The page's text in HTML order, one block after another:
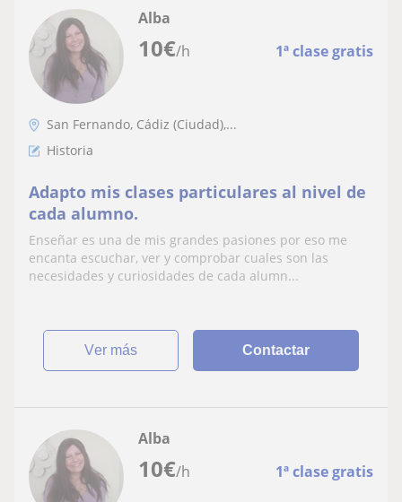
10€/h 1ª clase gratis
Alba
San Fernando, Cádiz (Ciudad),...
Historia
Adapto mis clases particulares al nivel de
cada alumno.
Enseñar es una de mis grandes pasiones por eso me
encanta escuchar, ver y comprobar cuales son las
necesidades y curiosidades de cada alumn...
ver más Contactar
10€/h 1ª clase gratis
Alba